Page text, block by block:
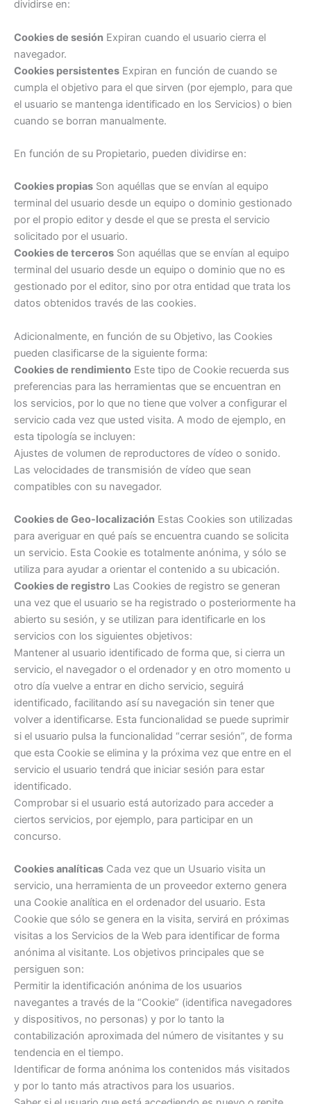
dividirse en:
Cookies de sesión Expiran cuando el usuario cierra el
navegador.
Cookies persistentes Expiran en función de cuando se
cumpla el objetivo para el que sirven (por ejemplo, para que
el usuario se mantenga identificado en los Servicios) o bien
cuando se borran manualmente.
En función de su Propietario, pueden dividirse en:
Cookies propias Son aquéllas que se envían al equipo
terminal del usuario desde un equipo o dominio gestionado
por el propio editor y desde el que se presta el servicio
solicitado por el usuario.
Cookies de terceros Son aquéllas que se envían al equipo
terminal del usuario desde un equipo o dominio que no es
gestionado por el editor, sino por otra entidad que trata los
datos obtenidos través de las cookies.
Adicionalmente, en función de su Objetivo, las Cookies
pueden clasificarse de la siguiente forma:
Cookies de rendimiento Este tipo de Cookie recuerda sus
preferencias para las herramientas que se encuentran en
los servicios, por lo que no tiene que volver a configurar el
servicio cada vez que usted visita. A modo de ejemplo, en
esta tipología se incluyen:
Ajustes de volumen de reproductores de vídeo o sonido.
Las velocidades de transmisión de vídeo que sean
compatibles con su navegador.
Cookies de Geo-localización Estas Cookies son utilizadas
para averiguar en qué país se encuentra cuando se solicita
un servicio. Esta Cookie es totalmente anónima, y sólo se
utiliza para ayudar a orientar el contenido a su ubicación.
Cookies de registro Las Cookies de registro se generan
una vez que el usuario se ha registrado o posteriormente ha
abierto su sesión, y se utilizan para identificarle en los
servicios con los siguientes objetivos:
Mantener al usuario identificado de forma que, si cierra un
servicio, el navegador o el ordenador y en otro momento u
otro día vuelve a entrar en dicho servicio, seguirá
identificado, facilitando así su navegación sin tener que
volver a identificarse. Esta funcionalidad se puede suprimir
si el usuario pulsa la funcionalidad “cerrar sesión”, de forma
que esta Cookie se elimina y la próxima vez que entre en el
servicio el usuario tendrá que iniciar sesión para estar
identificado.
Comprobar si el usuario está autorizado para acceder a
ciertos servicios, por ejemplo, para participar en un
concurso.
Cookies analíticas Cada vez que un Usuario visita un
servicio, una herramienta de un proveedor externo genera
una Cookie analítica en el ordenador del usuario. Esta
Cookie que sólo se genera en la visita, servirá en próximas
visitas a los Servicios de la Web para identificar de forma
anónima al visitante. Los objetivos principales que se
persiguen son:
Permitir la identificación anónima de los usuarios
navegantes a través de la “Cookie” (identifica navegadores
y dispositivos, no personas) y por lo tanto la
contabilización aproximada del número de visitantes y su
tendencia en el tiempo.
Identificar de forma anónima los contenidos más visitados
y por lo tanto más atractivos para los usuarios.